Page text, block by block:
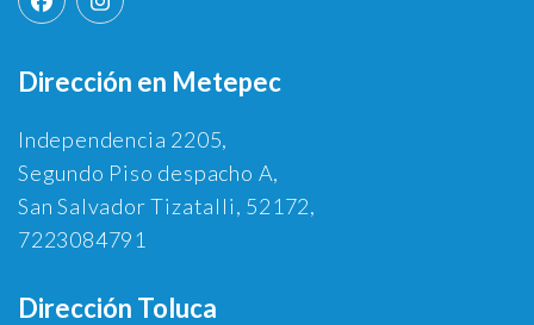
Dirección en Metepec
Independencia 2205,
Segundo Piso despacho A,
San Salvador Tizatalli, 52172,
7223084791
Dirección Toluca